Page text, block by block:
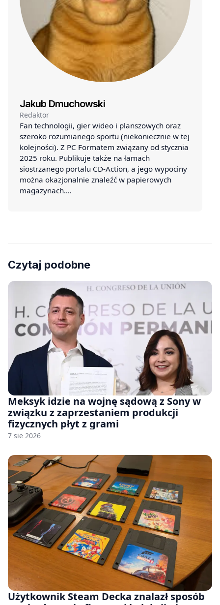
Jakub Dmuchowski
Redaktor
Fan technologii, gier wideo i planszowych oraz
szeroko rozumianego sportu (niekoniecznie w tej
kolejności). Z PC Formatem związany od stycznia
2025 roku. Publikuje także na łamach
siostrzanego portalu CD-Action, a jego wypociny
można okazjonalnie znaleźć w papierowych
magazynach.…
Czytaj podobne
Meksyk idzie na wojnę sądową z Sony w
związku z zaprzestaniem produkcji
fizycznych płyt z grami
7 sie 2026
Użytkownik Steam Decka znalazł sposób